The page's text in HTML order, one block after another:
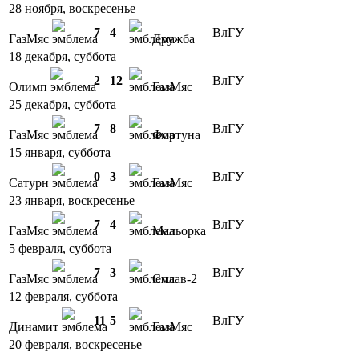
28 ноября, воскресенье
ГазМяс 7 4 Дружба
ВлГУ
18 декабря, суббота
Олимп 2 12 ГазМяс
ВлГУ
25 декабря, суббота
ГазМяс 7 8 Фортуна
ВлГУ
15 января, суббота
Сатурн 0 3 ГазМяс
ВлГУ
23 января, воскресенье
ГазМяс 7 4 Мальорка ВлГУ
5 февраля, суббота
ГазМяс 7 3 Сплав-2
ВлГУ
12 февраля, суббота
Динамит 11 5 ГазМяс
ВлГУ
20 февраля, воскресенье